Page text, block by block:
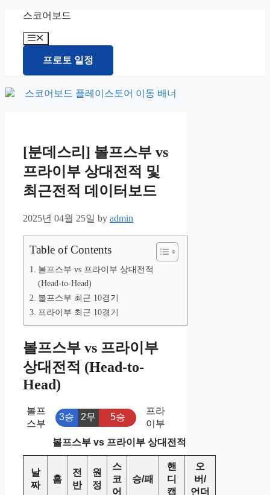
content
스코어보드
Menu
프로토 일정
[분데스리] 볼프스부 vs
프라이부 상대전적 및
최근전적 데이터보드
2025년 04월 25일 by admin
Table of Contents
볼프스부 vs 프라이부 상대전적
(Head-to-Head)
볼프스부 최근 10경기
프라이부 최근 10경기
볼프스부 vs 프라이부
상대전적 (Head-to-
Head)
볼프
스부
3승 2무 5승
프라
이부
볼프스부 vs 프라이부 상대전적
날
짜
홈
전
반
원
정
스
코
어
승/패
핸
디
캡
오
버/
언더